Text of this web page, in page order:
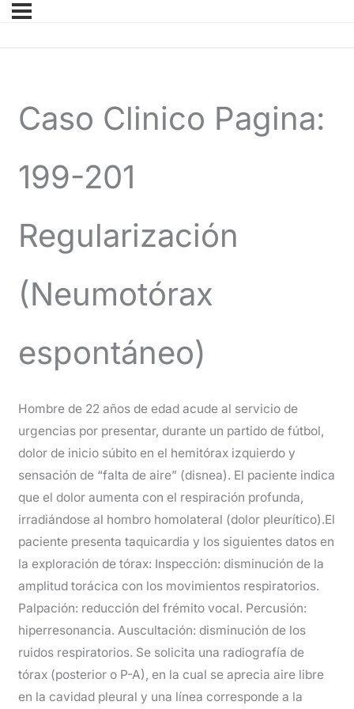
Caso Clinico Pagina:
199-201
Regularización
(Neumotórax
espontáneo)
Hombre de 22 años de edad acude al servicio de
urgencias por presentar, durante un partido de fútbol,
dolor de inicio súbito en el hemitórax izquierdo y
sensación de “falta de aire” (disnea). El paciente indica
que el dolor aumenta con el respiración profunda,
irradiándose al hombro homolateral (dolor pleurítico).El
paciente presenta taquicardia y los siguientes datos en
la exploración de tórax: Inspección: disminución de la
amplitud torácica con los movimientos respiratorios.
Palpación: reducción del frémito vocal. Percusión:
hiperresonancia. Auscultación: disminución de los
ruidos respiratorios. Se solicita una radiografía de
tórax (posterior o P-A), en la cual se aprecia aire libre
en la cavidad pleural y una línea corresponde a la